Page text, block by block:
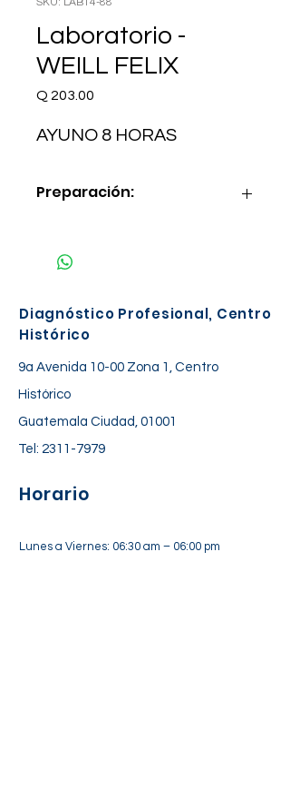
Laboratorio -
WEILL FELIX
Q 203.00
AYUNO 8 HORAS
Preparación:
Diagnóstico Profesional, Centro
Histórico
9a Avenida 10-00 Zona 1, Centro
Histórico
Guatemala Ciudad, 01001
Tel: 2311-7979
Horario
Lunes a Viernes: 06:30 am – 06:00 pm